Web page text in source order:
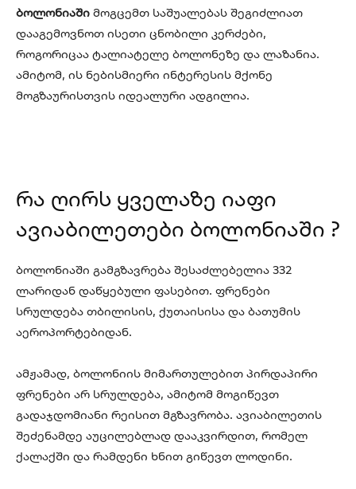
ბოლონიაში მოგცემთ საშუალებას შეგიძლიათ
დააგემოვნოთ ისეთი ცნობილი კერძები,
როგორიცაა ტალიატელე ბოლონეზე და ლაზანია.
ამიტომ, ის ნებისმიერი ინტერესის მქონე
მოგზაურისთვის იდეალური ადგილია.
რა ღირს ყველაზე იაფი
ავიაბილეთები ბოლონიაში ?
ბოლონიაში გამგზავრება შესაძლებელია 332
ლარიდან დაწყებული ფასებით. ფრენები
სრულდება თბილისის, ქუთაისისა და ბათუმის
აეროპორტებიდან.
ამჟამად, ბოლონიის მიმართულებით პირდაპირი
ფრენები არ სრულდება, ამიტომ მოგიწევთ
გადაჯდომიანი რეისით მგზავრობა. ავიაბილეთის
შეძენამდე აუცილებლად დააკვირდით, რომელ
ქალაქში და რამდენი ხნით გიწევთ ლოდინი.